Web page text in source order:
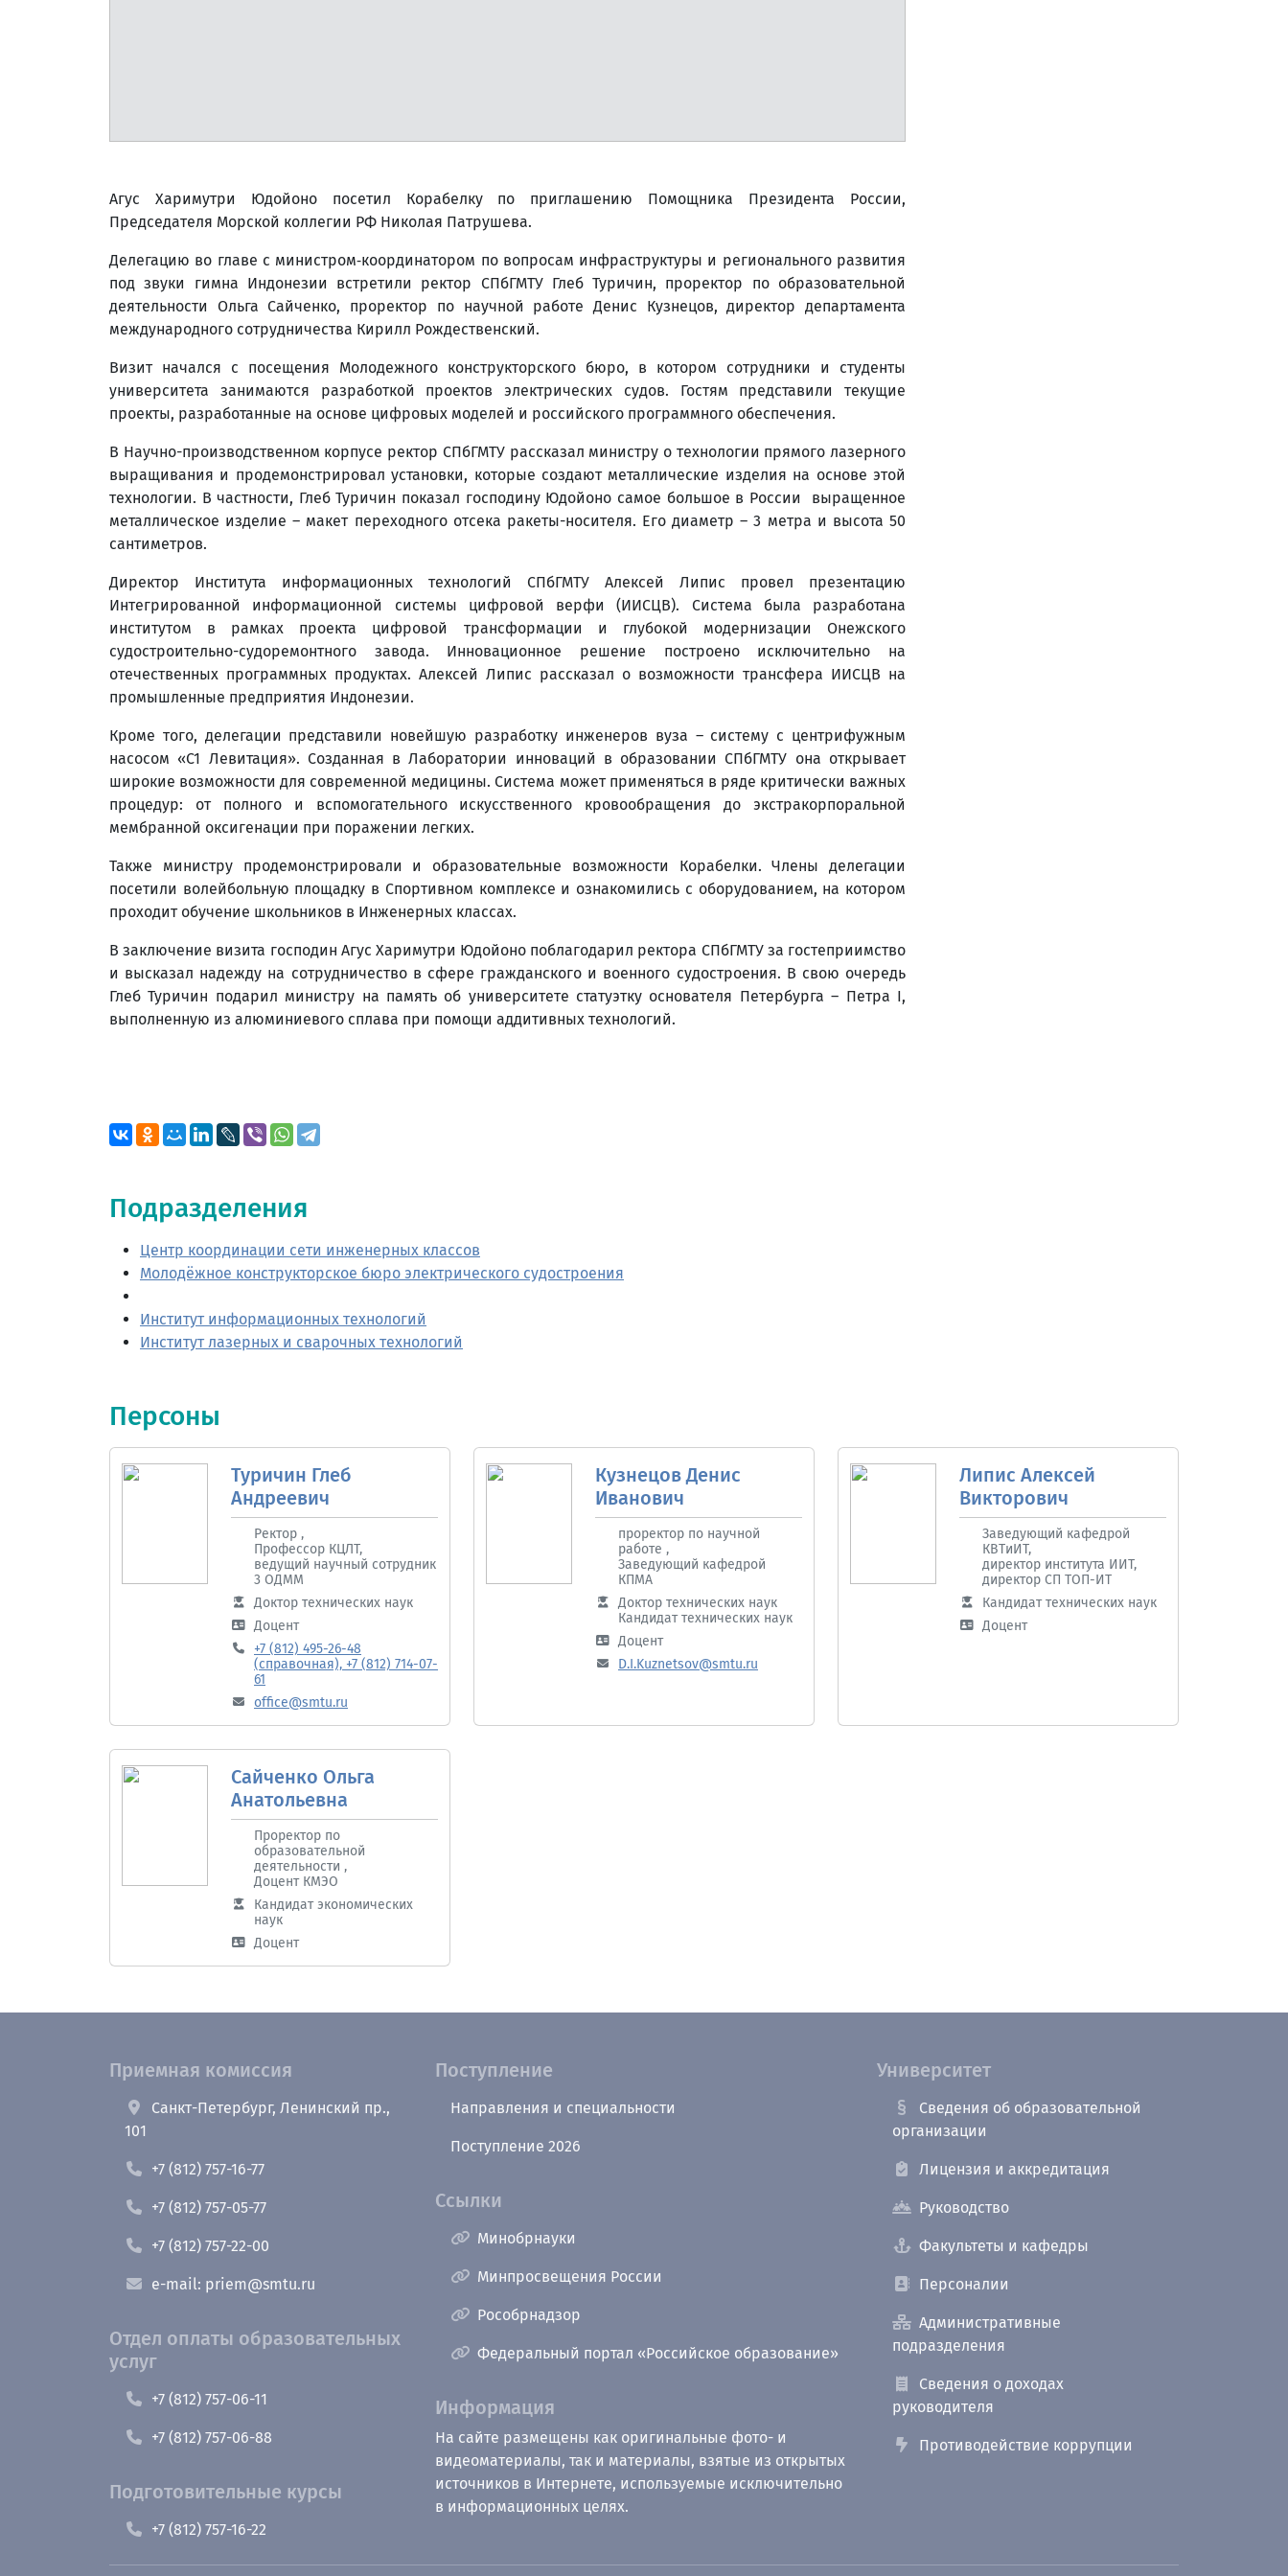
Агус Харимутри Юдойоно посетил Корабелку по приглашению Помощника Президента России,
Председателя Морской коллегии РФ Николая Патрушева.
Делегацию во главе с министром‑координатором по вопросам инфраструктуры и регионального развития
под звуки гимна Индонезии встретили ректор СПбГМТУ Глеб Туричин, проректор по образовательной
деятельности Ольга Сайченко, проректор по научной работе Денис Кузнецов, директор департамента
международного сотрудничества Кирилл Рождественский.
Визит начался с посещения Молодежного конструкторского бюро, в котором сотрудники и студенты
университета занимаются разработкой проектов электрических судов. Гостям представили текущие
проекты, разработанные на основе цифровых моделей и российского программного обеспечения.
В Научно-производственном корпусе ректор СПбГМТУ рассказал министру о технологии прямого лазерного
выращивания и продемонстрировал установки, которые создают металлические изделия на основе этой
технологии. В частности, Глеб Туричин показал господину Юдойоно самое большое в России выращенное
металлическое изделие – макет переходного отсека ракеты-носителя. Его диаметр – 3 метра и высота 50
сантиметров.
Директор Института информационных технологий СПбГМТУ Алексей Липис провел презентацию
Интегрированной информационной системы цифровой верфи (ИИСЦВ). Система была разработана
институтом в рамках проекта цифровой трансформации и глубокой модернизации Онежского
судостроительно-судоремонтного завода. Инновационное решение построено исключительно на
отечественных программных продуктах. Алексей Липис рассказал о возможности трансфера ИИСЦВ на
промышленные предприятия Индонезии.
Кроме того, делегации представили новейшую разработку инженеров вуза – систему с центрифужным
насосом «С1 Левитация». Созданная в Лаборатории инноваций в образовании СПбГМТУ она открывает
широкие возможности для современной медицины. Система может применяться в ряде критически важных
процедур: от полного и вспомогательного искусственного кровообращения до экстракорпоральной
мембранной оксигенации при поражении легких.
Также министру продемонстрировали и образовательные возможности Корабелки. Члены делегации
посетили волейбольную площадку в Спортивном комплексе и ознакомились с оборудованием, на котором
проходит обучение школьников в Инженерных классах.
В заключение визита господин Агус Харимутри Юдойоно поблагодарил ректора СПбГМТУ за гостеприимство
и высказал надежду на сотрудничество в сфере гражданского и военного судостроения. В свою очередь
Глеб Туричин подарил министру на память об университете статуэтку основателя Петербурга – Петра I,
выполненную из алюминиевого сплава при помощи аддитивных технологий.
Подразделения
Центр координации сети инженерных классов
Молодёжное конструкторское бюро электрического судостроения
Институт информационных технологий
Институт лазерных и сварочных технологий
Персоны
Туричин Глеб
Андреевич
Ректор ,
Профессор КЦЛТ,
ведущий научный сотрудник
3 ОДММ
Доктор технических наук
Доцент
+7 (812) 495-26-48
(справочная), +7 (812) 714-07-
61
office@smtu.ru
Кузнецов Денис
Иванович
проректор по научной
работе ,
Заведующий кафедрой
КПМА
Доктор технических наук
Кандидат технических наук
Доцент
D.I.Kuznetsov@smtu.ru
Липис Алексей
Викторович
Заведующий кафедрой
КВТиИТ,
директор института ИИТ,
директор СП ТОП-ИТ
Кандидат технических наук
Доцент
Сайченко Ольга
Анатольевна
Проректор по
образовательной
деятельности ,
Доцент КМЭО
Кандидат экономических
наук
Доцент
Приемная комиссия
Санкт-Петербург, Ленинский пр.,
101
+7 (812) 757-16-77
+7 (812) 757-05-77
+7 (812) 757-22-00
e-mail: priem@smtu.ru
Отдел оплаты образовательных
услуг
+7 (812) 757-06-11
+7 (812) 757-06-88
Подготовительные курсы
+7 (812) 757-16-22
Поступление
Направления и специальности
Поступление 2026
Ссылки
Минобрнауки
Минпросвещения России
Рособрнадзор
Федеральный портал «Российское образование»
Информация
На сайте размещены как оригинальные фото- и
видеоматериалы, так и материалы, взятые из открытых
источников в Интернете, используемые исключительно
в информационных целях.
Университет
Сведения об образовательной
организации
Лицензия и аккредитация
Руководство
Факультеты и кафедры
Персоналии
Административные
подразделения
Сведения о доходах
руководителя
Противодействие коррупции